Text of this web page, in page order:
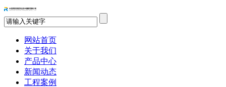
网站首页
关于我们
产品中心
新闻动态
工程案例